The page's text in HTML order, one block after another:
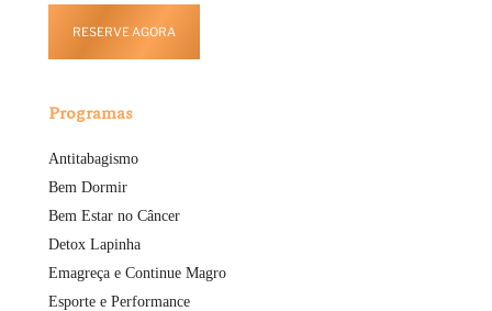
RESERVE AGORA
Programas
Antitabagismo
Bem Dormir
Bem Estar no Câncer
Detox Lapinha
Emagreça e Continue Magro
Esporte e Performance